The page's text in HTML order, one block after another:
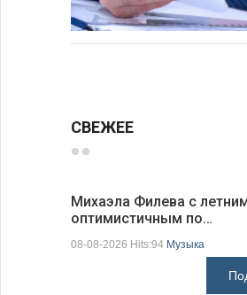
СВЕЖЕЕ
Михаэла Филева с
оптимистичным по…
08-08-2026 Hits:94 Музыка